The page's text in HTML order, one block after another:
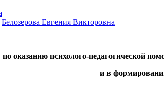
Белозерова Евгения Викторовна
по оказанию психолого-педагогической
и в